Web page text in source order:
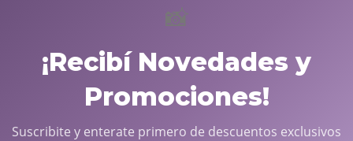
📸
¡Recibí Novedades y
Promociones!
Suscribite y enterate primero de descuentos exclusivos